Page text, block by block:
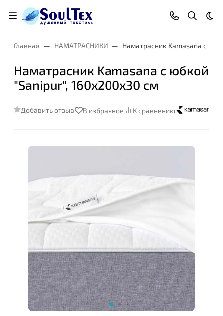
Главная НАМАТРАСНИКИ Наматрасник Kamasana с
Наматрасник Kamasana с юбкой
"Sanipur", 160x200x30 см
Добавить отзыв В избранное К сравнению